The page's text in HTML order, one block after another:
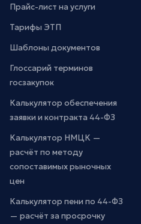
Прайс-лист на услуги
Тарифы ЭТП
Шаблоны документов
Глоссарий терминов
госзакупок
Калькулятор обеспечения
заявки и контракта 44-ФЗ
Калькулятор НМЦК —
расчёт по методу
сопоставимых рыночных
цен
Калькулятор пени по 44-ФЗ
— расчёт за просрочку